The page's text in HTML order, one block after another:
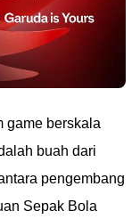
game berskala
buah dari
pengembang
Sepak Bola